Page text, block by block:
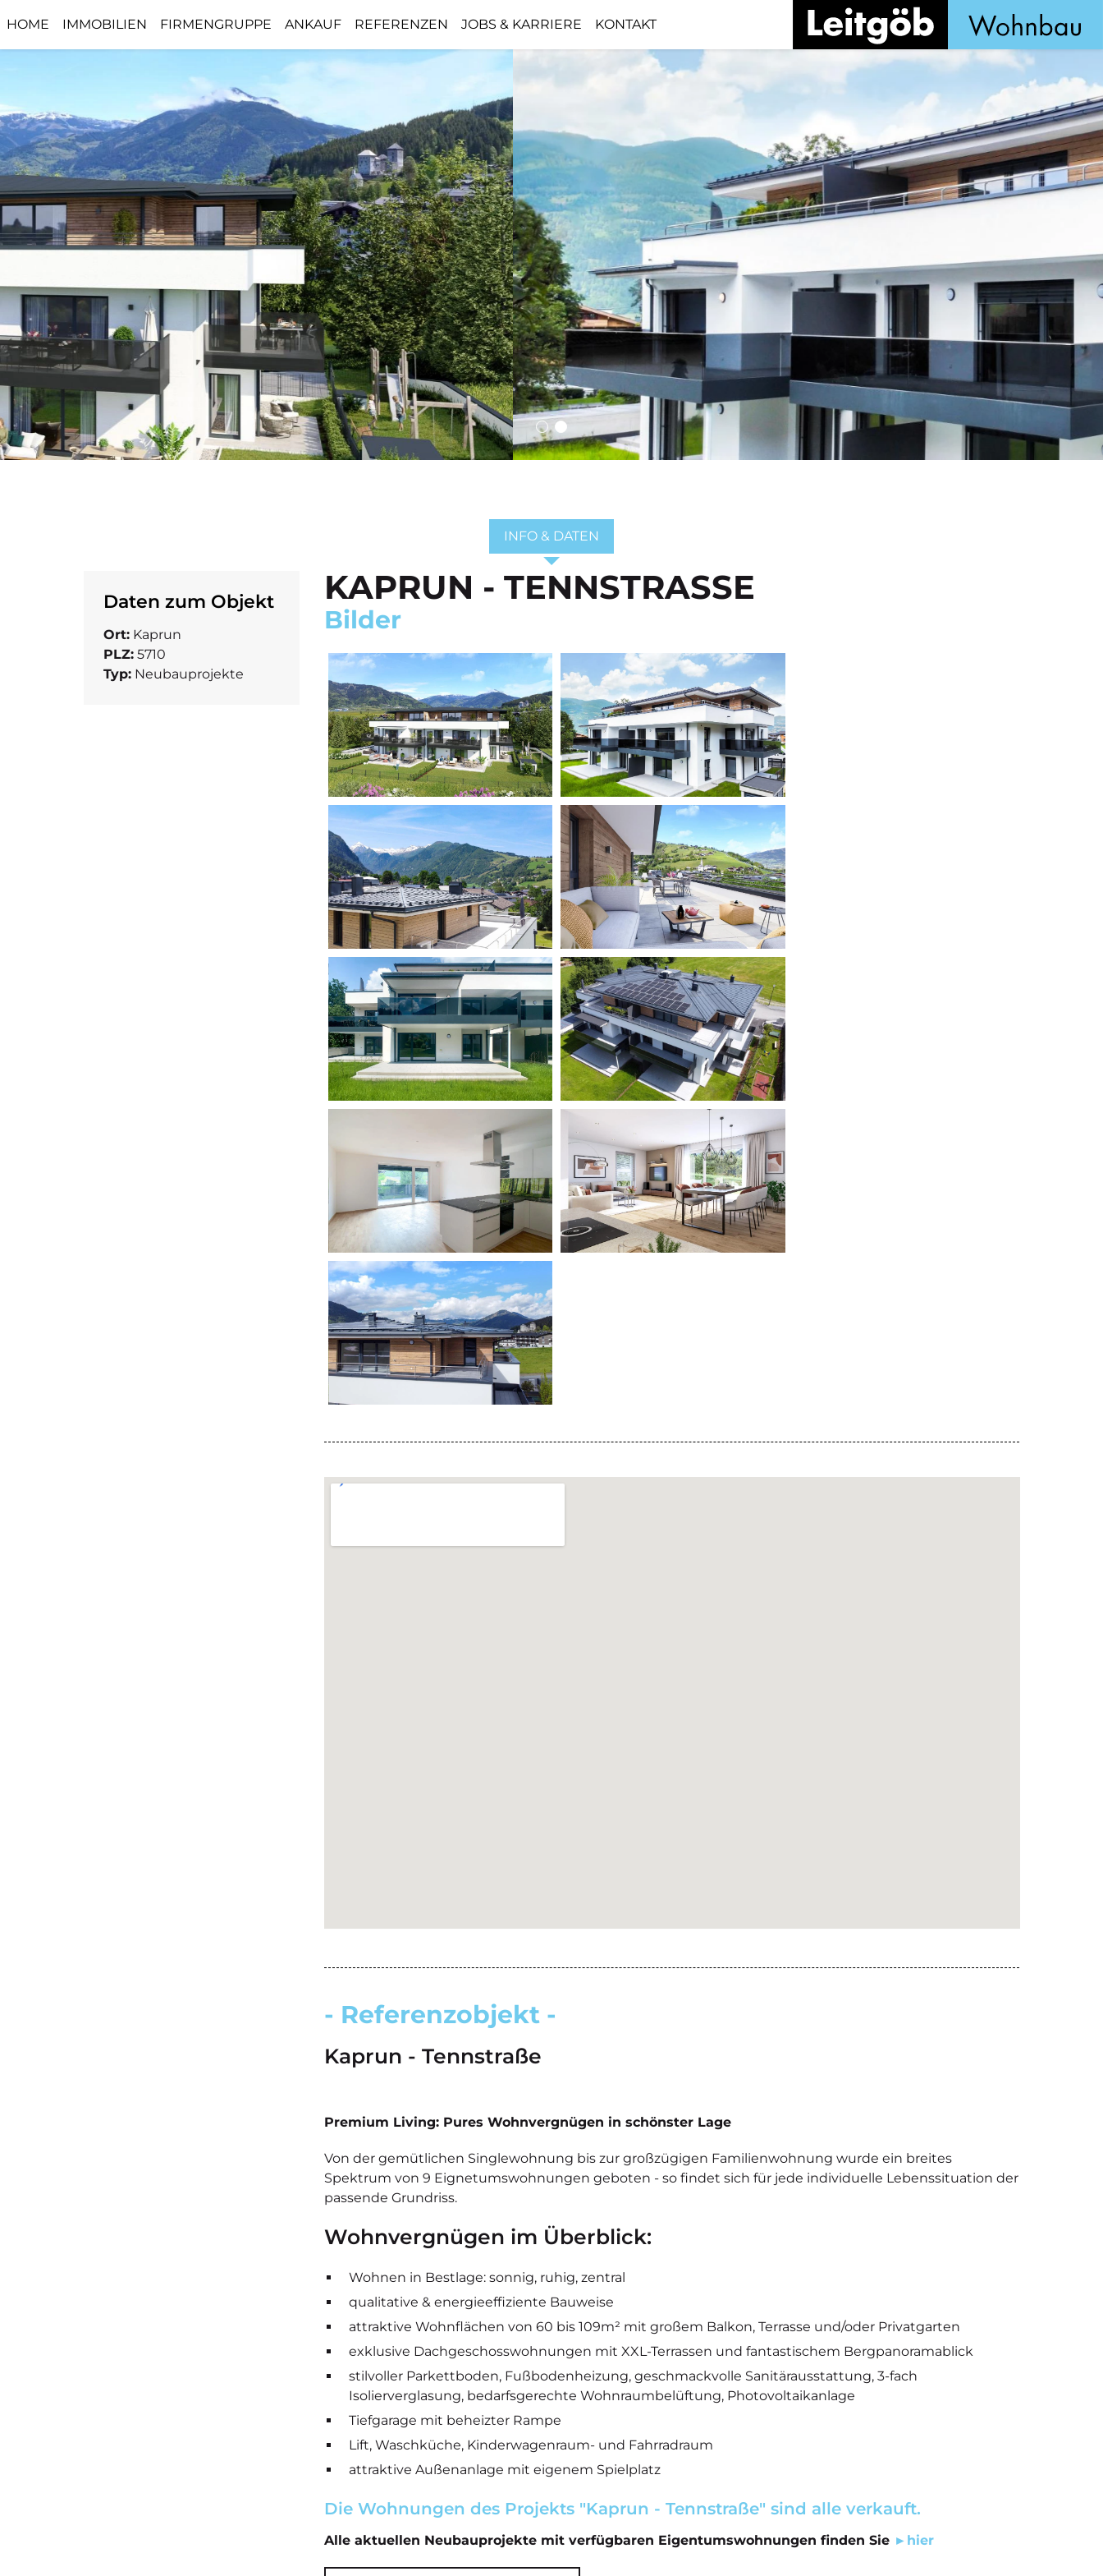
HOME IMMOBILIEN FIRMENGRUPPE ANKAUF REFERENZEN JOBS & KARRIERE KONTAKT
INFO & DATEN
Daten zum Objekt
Ort:Kaprun
PLZ:5710
Typ:Neubauprojekte
KAPRUN - TENNSTRASSE
Bilder
- Referenzobjekt -
Kaprun - Tennstraße
Premium Living: Pures Wohnvergnügen in schönster Lage
Von der gemütlichen Singlewohnung bis zur großzügigen Familienwohnung wurde ein breites
Spektrum von 9 Eignetumswohnungen geboten - so findet sich für jede individuelle Lebenssituation der
passende Grundriss.
Wohnvergnügen im Überblick:
Wohnen in Bestlage: sonnig, ruhig, zentral
qualitative & energieeffiziente Bauweise
attraktive Wohnflächen von 60 bis 109m² mit großem Balkon, Terrasse und/oder Privatgarten
exklusive Dachgeschosswohnungen mit XXL-Terrassen und fantastischem Bergpanoramablick
stilvoller Parkettboden, Fußbodenheizung, geschmackvolle Sanitärausstattung, 3-fach
Isolierverglasung, bedarfsgerechte Wohnraumbelüftung, Photovoltaikanlage
Tiefgarage mit beheizter Rampe
Lift, Waschküche, Kinderwagenraum- und Fahrradraum
attraktive Außenanlage mit eigenem Spielplatz
Die Wohnungen des Projekts "Kaprun - Tennstraße" sind alle verkauft.
Alle aktuellen Neubauprojekte mit verfügbaren Eigentumswohnungen finden Sie ►hier